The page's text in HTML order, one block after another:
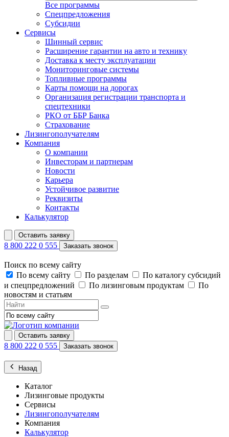
Все программы
Спецпредложения
Субсидии
Сервисы
Шинный сервис
Расширение гарантии на авто и технику
Доставка к месту эксплуатации
Мониторинговые системы
Топливные программы
Карты помощи на дорогах
Организация регистрации транспорта и
спецтехники
РКО от ББР Банка
Страхование
Лизингополучателям
Компания
О компании
Инвесторам и партнерам
Новости
Карьера
Устойчивое развитие
Реквизиты
Контакты
Калькулятор
Оставить заявку
8 800 222 0 555 Заказать звонок
Поиск по всему сайту
По всему сайту
По разделам
По каталогу субсидий
и спецпредложений
По лизинговым продуктам
По
новостям и статьям
Оставить заявку
8 800 222 0 555 Заказать звонок
Назад
Каталог
Лизинговые продукты
Сервисы
Лизингополучателям
Компания
Калькулятор